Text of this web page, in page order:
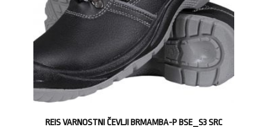
REIS VARNOSTNI ČEVLJI BRMAMBA-P BSE_S3 SRC